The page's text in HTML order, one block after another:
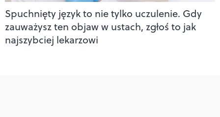
Spuchnięty język to nie tylko uczulenie. Gdy
zauważysz ten objaw w ustach, zgłoś to jak
najszybciej lekarzowi